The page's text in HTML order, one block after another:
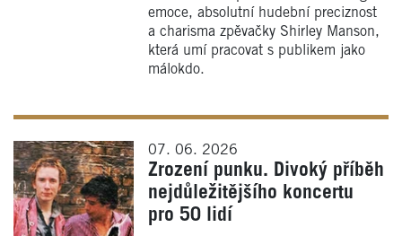
emoce, absolutní hudební preciznost
a charisma zpěvačky Shirley Manson,
která umí pracovat s publikem jako
málokdo.
07. 06. 2026
Zrození punku. Divoký příběh
nejdůležitějšího koncertu
pro 50 lidí